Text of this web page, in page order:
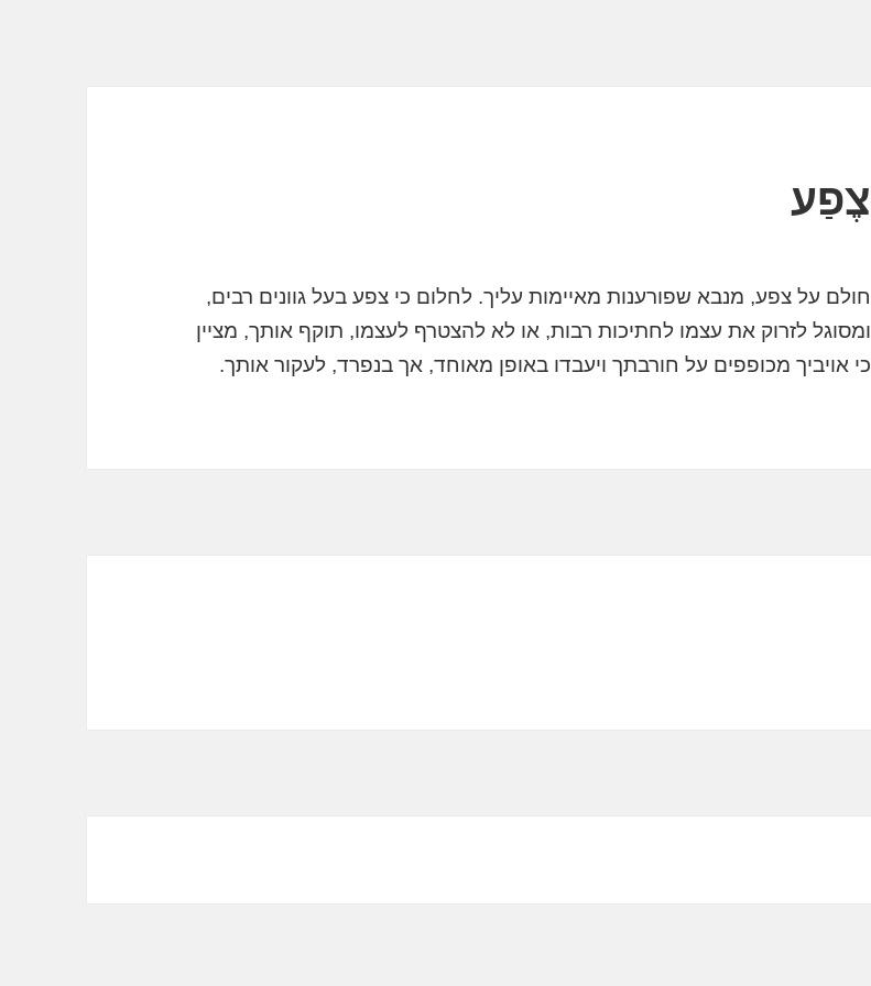
צֶפַע
חולם על צפע, מנבא שפורענות מאיימות עליך. לחלום כי צפע בעל גוונים רבים,
ומסוגל לזרוק את עצמו לחתיכות רבות, או לא להצטרף לעצמו, תוקף אותך, מציין
כי אויביך מכופפים על חורבתך ויעבדו באופן מאוחד, אך בנפרד, לעקור אותך.